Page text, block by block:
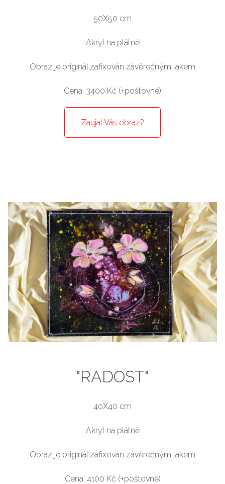
50X50 cm
Akryl na plátně
Obraz je originál,zafixován závěrečným lakem
Cena: 3400 Kč (+poštovné)
Zaujal Vás obraz?
"RADOST"
40X40 cm
Akryl na plátně
Obraz je originál,zafixován závěrečným lakem
Cena: 4100 Kč (+poštovné)